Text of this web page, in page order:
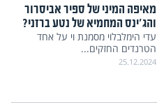
מאיפה המיני של ספיר אביסרור
והג'ינס המחמיא של נטע ברזני?
עדי הימלבלוי מסמנת וי על אחד
הטרנדים החזקים...
25.12.2024